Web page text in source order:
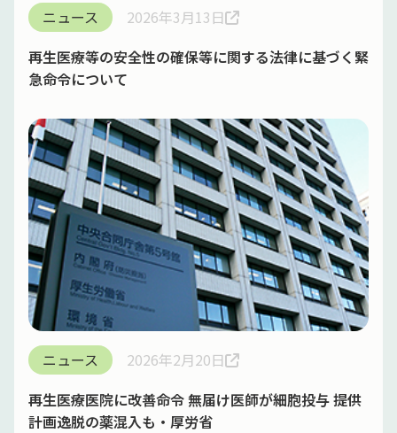
ニュース
2026年3月13日
再生医療等の安全性の確保等に関する法律に基づく緊
急命令について
ニュース
2026年2月20日
再生医療医院に改善命令 無届け医師が細胞投与 提供
計画逸脱の薬混入も・厚労省